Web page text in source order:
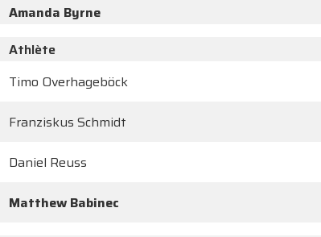
Amanda Byrne
Athlète
Timo Overhageböck
Franziskus Schmidt
Daniel Reuss
Matthew Babinec